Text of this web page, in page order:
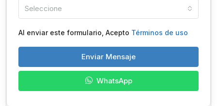
Seleccione
Al enviar este formulario, Acepto Términos de uso
Enviar Mensaje
WhatsApp